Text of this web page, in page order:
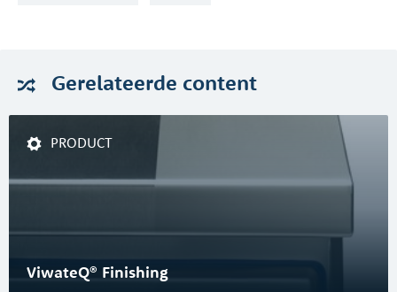
Gerelateerde content
PRODUCT
ViwateQ® Finishing